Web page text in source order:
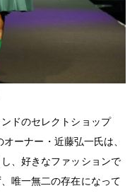
ドのセレクトショップ
ーナー・近藤弘一氏は、
、好きなファッションで
唯一無二の存在になって